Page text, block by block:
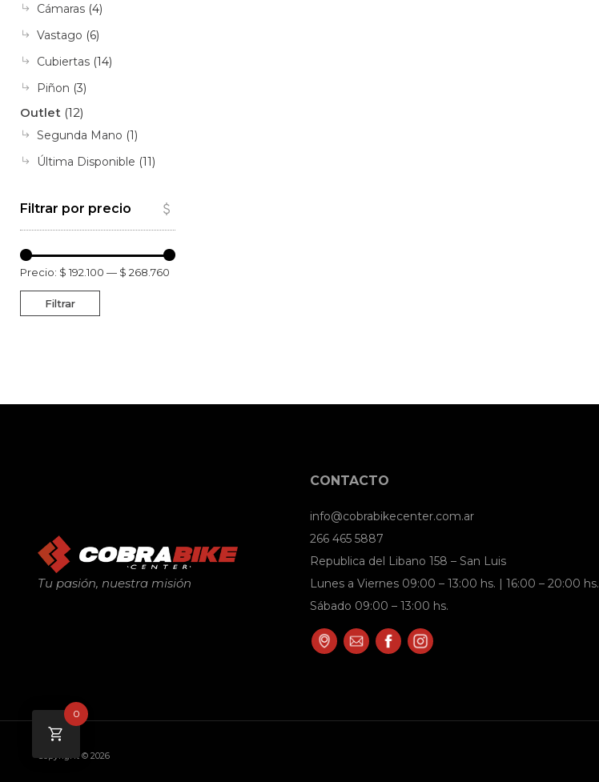
Cámaras (4)
Vastago (6)
Cubiertas (14)
Piñon (3)
Outlet (12)
Segunda Mano (1)
Última Disponible (11)
Filtrar por precio
Filtrar
Precio: $ 192.100 — $ 268.760
Tu pasión, nuestra misión
CONTACTO
info@cobrabikecenter.com.ar
266 465 5887
Republica del Libano 158 – San Luis
Lunes a Viernes 09:00 – 13:00 hs. | 16:00 – 20:00 hs.
Sábado 09:00 – 13:00 hs.
Copyright © 2026
0